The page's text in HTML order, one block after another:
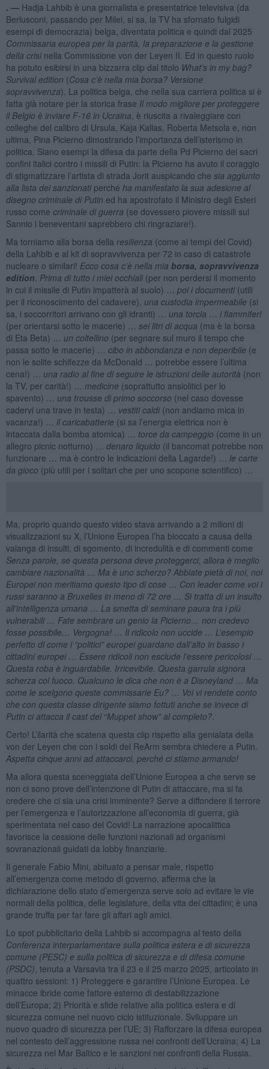
. — Hadja Lahbib è una giornalista e presentatrice televisiva (da
Berlusconi, passando per Milei, si sa, la TV ha sfornato fulgidi
esempi di democrazia) belga, diventata politica e quindi dal 2025
Commissaria europea per la parità, la preparazione e la gestione
della crisinella Commissione von der Leyen II. Ed in questo ruolo
ha potuto esibirsi in una bizzarra clip dal titolo What’s in my bag?
Survival edition (Cosa c’è nella mia borsa? Versione
sopravvivenza). La politica belga, che nella sua carriera politica si è
fatta già notare per la storica frase Il modo migliore per proteggere
il Belgio è inviare F-16 in Ucraina , è riuscita a rivaleggiare con
colleghe del calibro di Ursula, Kaja Kallas, Roberta Metsola e, non
ultima, Pina Picierno dimostrando l’importanza dell’isterismo in
politica. Siano esempi la difesa da parte della Pd Picierno dei sacri
confini italici contro i missili di Putin: la Picierno ha avuto il coraggio
di stigmatizzare l’artista di strada Jorit auspicando che sia aggiunto
alla lista dei sanzionati perché ha manifestato la sua adesione al
disegno criminale di Putin ed ha apostrofato il Ministro degli Esteri
russo come criminale di guerra (se dovessero piovere missili sul
Sannio i beneventani saprebbero chi ringraziare!).
Ma torniamo alla borsa della resilienza (come ai tempi del Covid)
della Lahbib e al kit di sopravvivenza per 72 in caso di catastrofe
nucleare o similari! Ecco cosa c’è nella mia borsa, sopravvivenza
edition Prima di tutto i miei occhiali(per non perdersi il momento
in cui il missile di Putin impatterà al suolo) … poi i documenti(utili
per il riconoscimento del cadavere), una custodia impermeabile (si
sa, i soccorritori arrivano con gli idranti) … una torcia
i fiammiferi
(per orientarsi sotto le macerie) … sei litri di acqua (ma è la borsa
di Eta Beta) … un coltellino (per segnare sul muro il tempo che
passa sotto le macerie) … cibo in abbondanza e non deperibile (e
non le solite schifezze da McDonald … potrebbe essere l’ultima
cena!) … una radio al fine di seguire le istruzioni delle autorità (non
la TV, per carità!) … medicine (soprattutto ansiolitici per lo
spavento) … una trousse di primo soccorso (nel caso dovesse
cadervi una trave in testa) … vestiti caldi(non andiamo mica in
vacanza!) … il caricabatterie (si sa l’energia elettrica non è
intaccata dalla bomba atomica) … torce da campeggio (come in un
allegro picnic notturno) … denaro liquido (il bancomat potrebbe non
funzionare … ma è contro le indicazioni della Lagarde!) … le carte
da gioco (più utili per i solitari che per uno scopone scientifico) …
Ma, proprio quando questo video stava arrivando a 2 milioni di
visualizzazioni su X, l’Unione Europea l’ha bloccato a causa della
valanga di insulti, di sgomento, di incredulità e di commenti come
Senza parole, se questa persona deve proteggerci, allora è meglio
cambiare nazionalità … Ma è uno scherzo? Abbiate pietà di noi, noi
Europei non meritiamo questo tipo di cose … Con leader come voi i
russi saranno a Bruxelles in meno di 72 ore … Si tratta di un insulto
all’intelligenza umana … La smetta di seminare paura tra i più
vulnerabili … Fate sembrare un genio la Picierno… non credevo
fosse possibile… Vergogna! … Il ridicolo non uccide … L’esempio
perfetto di come i “politici” europei guardano dall’alto in basso i
cittadini europei … Essere ridicoli non esclude l’essere pericolosi …
Questa roba è inguardabile. Irricevibile. Questa garrula signora
scherza col fuoco. Qualcuno le dica che non è a Disneyland … Ma
come le scelgono queste commissarie Eu? … Voi vi rendete conto
che con questa classe dirigente siamo fottuti anche se invece di
Putin ci attacca il cast del “Muppet show”al completo?.
Certo! L’ilarità che scatena questa clip rispetto alla genialata della
von der Leyen che con i soldi del ReArm sembra chiedere a Putin.
Aspetta cinque anni ad attaccarci, perché ci stiamo armando!
Ma allora questa sceneggiata dell’Unione Europea a che serve se
non ci sono prove dell’intenzione di Putin di attaccare, ma si fa
credere che ci sia una crisi imminente? Serve a diffondere il terrore
per l’emergenza e l’autorizzazione all’economia di guerra, già
sperimentata nel caso del Covid! La narrazione apocalittica
favorisce la cessione delle funzioni nazionali ad organismi
sovranazionali guidati da lobby finanziarie.
Il generale Fabio Mini, abituato a pensar male, rispetto
all’emergenza come metodo di governo, afferma che la
dichiarazione dello stato d’emergenza serve solo ad evitare le vie
normali della politica, delle legislature, della vita dei cittadini; è una
grande truffa per far fare gli affari agli amici.
Lo spot pubblicitario della Lahbib si accompagna al testo della
Conferenza interparlamentare sulla politica estera e di sicurezza
comune (PESC) e sulla politica di sicurezza e di difesa comune
(PSDC) , tenuta a Varsavia tra il 23 e il 25 marzo 2025, articolato in
quattro sessioni: 1) Proteggere e garantire l’Unione Europea. Le
minacce ibride come fattore esterno di destabilizzazione
dell’Europa; 2) Priorità e sfide relative alla politica estera e di
sicurezza comune nel nuovo ciclo istituzionale. Sviluppare un
nuovo quadro di sicurezza per l’UE; 3) Rafforzare la difesa europea
nel contesto dell’aggressione russa nei confronti dell’Ucraina; 4) La
sicurezza nel Mar Baltico e le sanzioni nei confronti della Russia.